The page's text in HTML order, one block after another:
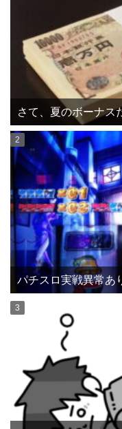
さて、夏のボーナス
パチスロ実戦異常あ